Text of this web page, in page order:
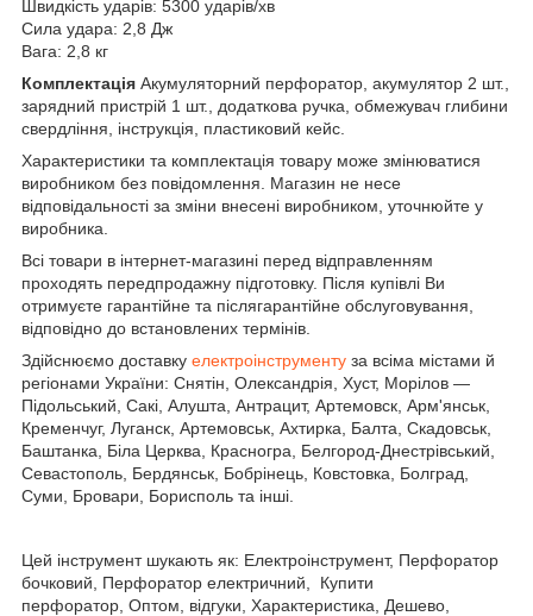
Швидкість ударів: 5300 ударів/хв
Сила удара: 2,8 Дж
Вага: 2,8 кг
Комплектація Акумуляторний перфоратор, акумулятор 2 шт.,
зарядний пристрій 1 шт., додаткова ручка, обмежувач глибини
свердління, інструкція, пластиковий кейс.
Характеристики та комплектація товару може змінюватися
виробником без повідомлення. Магазин не несе
відповідальності за зміни внесені виробником, уточнюйте у
виробника.
Всі товари в інтернет-магазині перед відправленням
проходять передпродажну підготовку. Після купівлі Ви
отримуєте гарантійне та післягарантійне обслуговування,
відповідно до встановлених термінів.
Здійснюємо доставку електроінструменту за всіма містами й
регіонами України: Снятін, Олександрія, Хуст, Морілов —
Підольський, Сакі, Алушта, Антрацит, Артемовск, Арм'янськ,
Кременчуг, Луганск, Артемовськ, Ахтирка, Балта, Скадовськ,
Баштанка, Біла Церква, Красногра, Белгород-Днестрівський,
Севастополь, Бердянськ, Бобрінець, Ковстовка, Болград,
Суми, Бровари, Борисполь та інші.
Цей інструмент шукають як: Електроінструмент, Перфоратор
бочковий, Перфоратор електричний, Купити
перфоратор, Оптом, відгуки, Характеристика, Дешево,